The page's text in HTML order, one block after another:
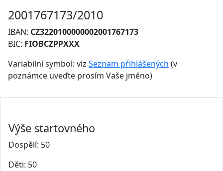
2001767173/2010
IBAN: CZ3220100000002001767173
BIC: FIOBCZPPXXX
Variabilní symbol: viz Seznam přihlášených (v
poznámce uveďte prosím Vaše jméno)
Výše startovného
Dospělí: 50
Děti: 50